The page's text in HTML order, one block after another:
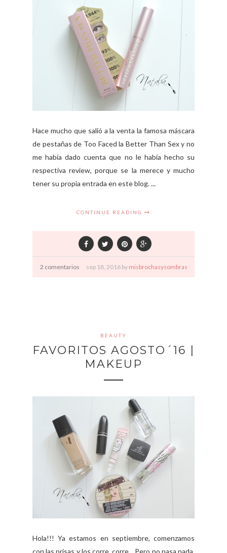
Hace mucho que salió a la venta la famosa máscara
de pestañas de Too Faced la Better Than Sex y no
me había dado cuenta que no le había hecho su
respectiva review, porque se la merece y mucho
tener su propia entrada en este blog. ...
CONTINUE READING
2 comentarios sep 18, 2016 by misbrochasysombras
BEAUTY
FAVORITOS AGOSTO´16 |
MAKEUP
Hola!!! Ya estamos en septiembre, comenzamos
con las prisas y los corre, corre... Pero no pasa nada,